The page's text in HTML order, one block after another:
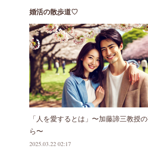
婚活の散歩道♡
「人を愛するとは」〜加藤諦三教授
ら〜
2025.03.22 02:17